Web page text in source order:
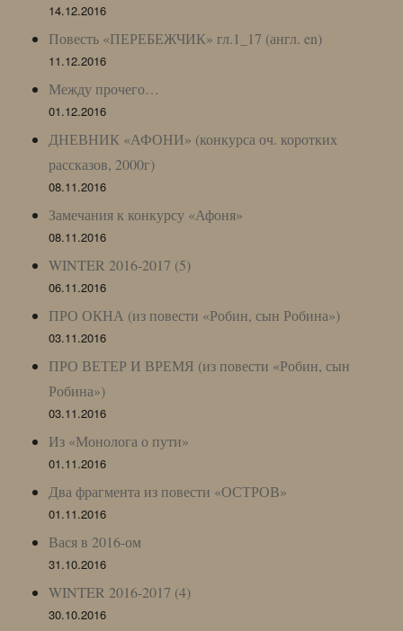
14.12.2016
Повесть «ПЕРЕБЕЖЧИК» гл.1_17 (англ. en)
11.12.2016
Между прочего…
01.12.2016
ДНЕВНИК «АФОНИ» (конкурса оч. коротких
рассказов, 2000г)
08.11.2016
Замечания к конкурсу «Афоня»
08.11.2016
WINTER 2016-2017 (5)
06.11.2016
ПРО ОКНА (из повести «Робин, сын Робина»)
03.11.2016
ПРО ВЕТЕР И ВРЕМЯ (из повести «Робин, сын
Робина»)
03.11.2016
Из «Монолога о пути»
01.11.2016
Два фрагмента из повести «ОСТРОВ»
01.11.2016
Вася в 2016-ом
31.10.2016
WINTER 2016-2017 (4)
30.10.2016